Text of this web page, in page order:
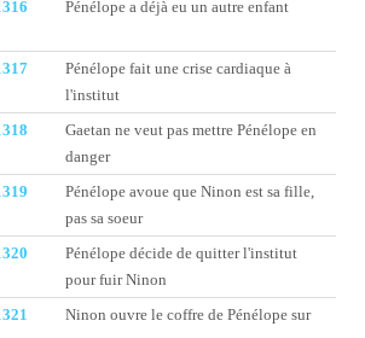
Pénélope a déjà eu un autre enfant
Pénélope fait une crise cardiaque à
l'institut
Gaetan ne veut pas mettre Pénélope en
danger
Pénélope avoue que Ninon est sa fille,
pas sa soeur
Pénélope décide de quitter l'institut
pour fuir Ninon
Ninon ouvre le coffre de Pénélope sur